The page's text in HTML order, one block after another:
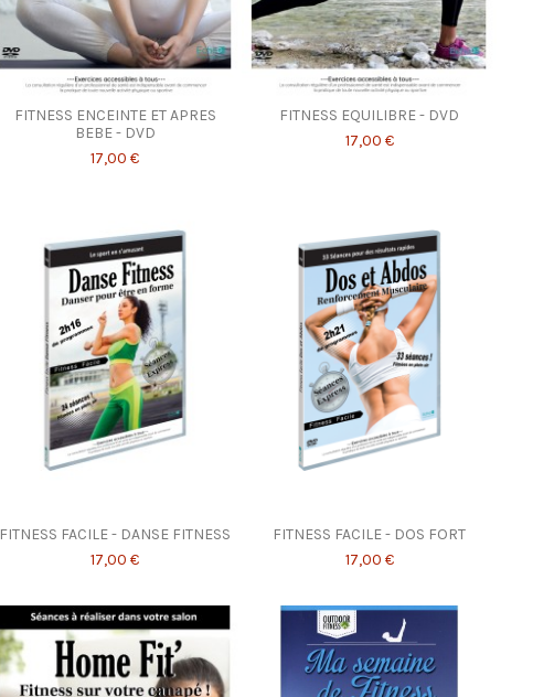
FITNESS ENCEINTE ET APRES
BEBE - DVD
17,00 €
FITNESS EQUILIBRE - DVD
17,00 €
FITNESS FACILE - DANSE FITNESS
17,00 €
FITNESS FACILE - DOS FORT
17,00 €